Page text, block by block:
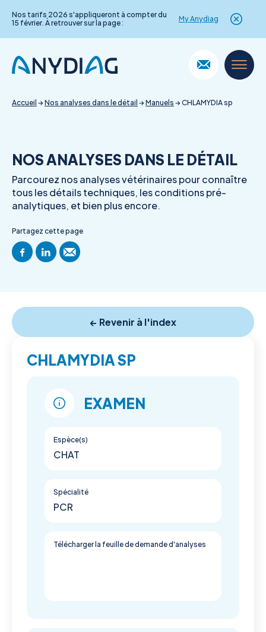
Nos tarifs 2026 s'appliqueront à compter du
15 février. À retrouver sur la page :
My Anydiag
content
Accueil →Nos analyses dans le détail →Manuels →CHLAMYDIA sp
NOS ANALYSES DANS LE DÉTAIL
Parcourez nos analyses vétérinaires pour connaître
tous les détails techniques, les conditions pré-
analytiques, et bien plus encore.
Partagez cette page
← Revenir à l'index
CHLAMYDIA SP
EXAMEN
Espèce(s)
CHAT
Spécialité
PCR
Télécharger la feuille de demande d'analyses